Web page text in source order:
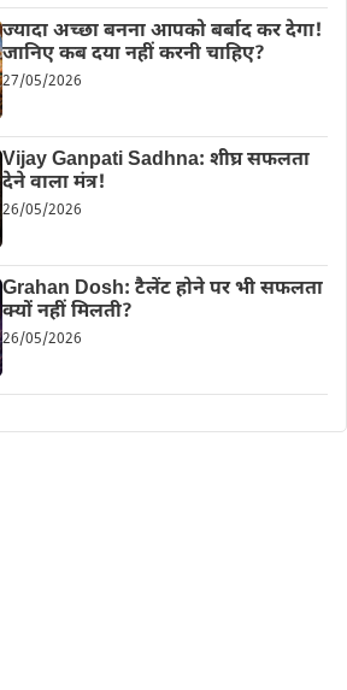
ज्यादा अच्छा बनना आपको बर्बाद कर देगा!
जानिए कब दया नहीं करनी चाहिए?
27/05/2026
Vijay Ganpati Sadhna: शीघ्र सफलता
देने वाला मंत्र!
26/05/2026
Grahan Dosh: टैलेंट होने पर भी सफलता
क्यों नहीं मिलती?
26/05/2026